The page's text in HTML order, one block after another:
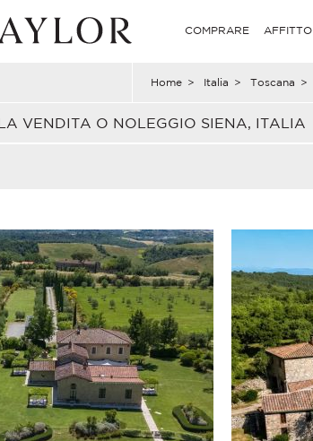
COMPRARE AFFITTO
Home > Italia > Toscana >
VENDITA O NOLEGGIO SIENA, ITALIA